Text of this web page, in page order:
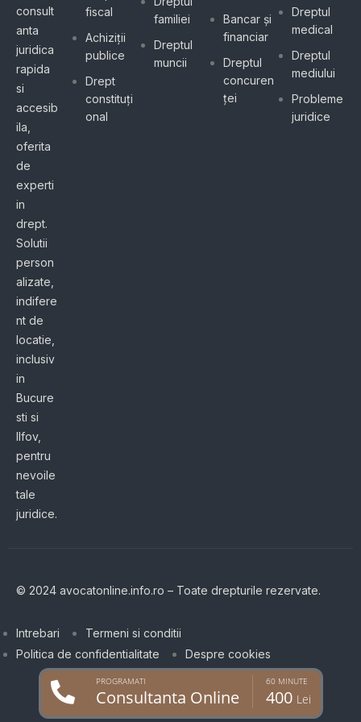
consult
anta
juridica
rapida
si
accesib
ila,
oferita
de
experti
in
drept.
Solutii
person
alizate,
indifere
nt de
locatie,
inclusiv
in
Bucure
sti si
Ilfov,
pentru
nevoile
tale
juridice.
fiscal
Achiziții
publice
Drept
constituți
onal
familiei
Dreptul
muncii
Bancar și
financiar
Dreptul
concuren
ței
Dreptul
medical
Dreptul
mediului
Probleme
juridice
© 2024 avocatonline.info.ro – Toate drepturile rezervate.
Intrebari
Termeni si conditii
Politica de confidentialitate
Despre cookies
PROGRAMATI
Consultanta Online
60 MINUTE
400 Lei